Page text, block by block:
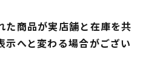
商品が実店舗と在庫を共
へと変わる場合がござい